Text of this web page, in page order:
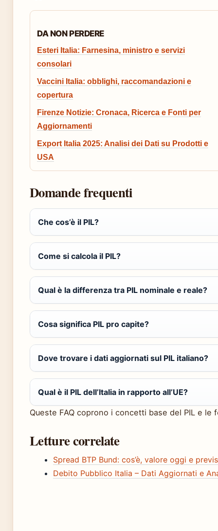
DA NON PERDERE
Esteri Italia: Farnesina, ministro e servizi
consolari
Vaccini Italia: obblighi, raccomandazioni e
copertura
Firenze Notizie: Cronaca, Ricerca e Fonti per
Aggiornamenti
Export Italia 2025: Analisi dei Dati su Prodotti e
USA
Domande frequenti
Che cos’è il PIL?
Come si calcola il PIL?
Qual è la differenza tra PIL nominale e reale?
Cosa significa PIL pro capite?
Dove trovare i dati aggiornati sul PIL italiano?
Qual è il PIL dell’Italia in rapporto all’UE?
Queste FAQ coprono i concetti base del PIL e le
Letture correlate
Spread BTP Bund: cos’è, valore oggi e
Debito Pubblico Italia – Dati Aggiornati e